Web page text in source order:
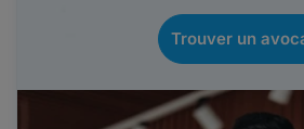
Trouver un